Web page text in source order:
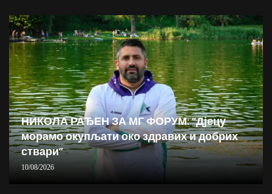
НИКОЛА РАЂЕН ЗА МГ ФОРУМ: “Дјецу
морамо окупљати око здравих и добрих
ствари”
10/08/2026